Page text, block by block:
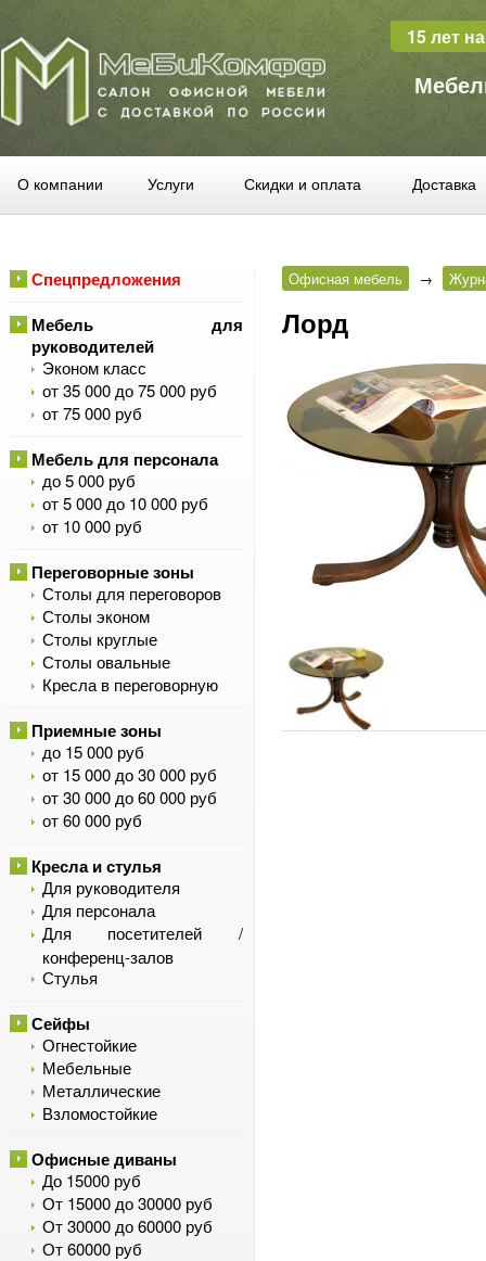
15 лет
О компании Услуги Скидки и оплата Доставка
Спецпредложения
Мебель для
руководителей
Эконом класс
от 35 000 до 75 000 руб
от 75 000 руб
Мебель для персонала
до 5 000 руб
от 5 000 до 10 000 руб
от 10 000 руб
Переговорные зоны
Столы для переговоров
Столы эконом
Столы круглые
Столы овальные
Кресла в переговорную
Приемные зоны
до 15 000 руб
от 15 000 до 30 000 руб
от 30 000 до 60 000 руб
от 60 000 руб
Кресла и стулья
Для руководителя
Для персонала
Для посетителей /
конференц-залов
Стулья
Сейфы
Огнестойкие
Мебельные
Металлические
Взломостойкие
Офисные диваны
До 15000 руб
От 15000 до 30000 руб
От 30000 до 60000 руб
От 60000 руб
Офисная мебель →
Лорд